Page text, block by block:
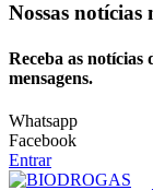
Nossas notícias
Receba as
mensagens.
Whatsapp
Facebook
Entrar